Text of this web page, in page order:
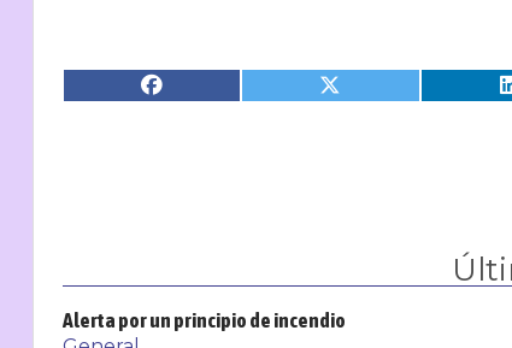
Alerta por un principio de incendio